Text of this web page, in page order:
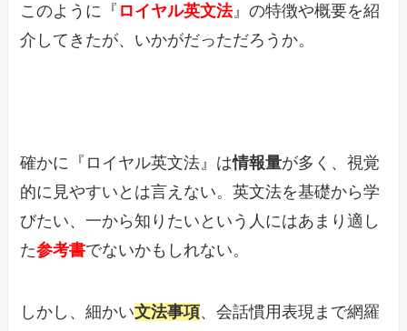
このように『 ロイヤル英文法』の特徴や概要を紹
介してきたが、いかがだっただろうか。
確かに『ロイヤル英文法』は情報量が多く、視覚
的に見やすいとは言えない。英文法を基礎から学
びたい、一から知りたいという人にはあまり適し
た参考書でないかもしれない。
しかし、細かい文法事項、会話慣用表現まで網羅